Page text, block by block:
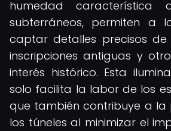
humedad característica
subterráneos, permiten a
captar detalles precisos
inscripciones antiguas y
interés histórico. Esta
solo facilita la labor de los
que también contribuye a la
los túneles al minimizar el